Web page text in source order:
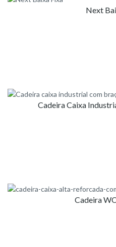
Next
Cadeira Caixa
Cadeira